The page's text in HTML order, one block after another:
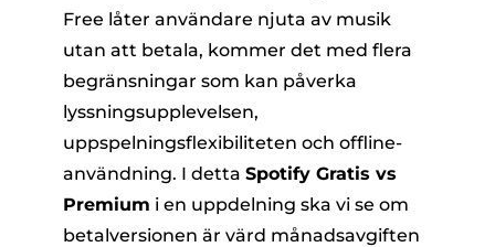
Free låter användare njuta av musik
utan att betala, kommer det med flera
begränsningar som kan påverka
lyssningsupplevelsen,
uppspelningsflexibiliteten och offline-
användning. I detta Spotify Gratis vs
Premium i en uppdelning ska vi se om
betalversionen är värd månadsavgiften